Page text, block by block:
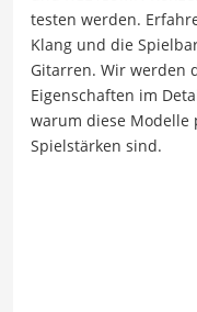
testen werden.
Klang und die
Gitarren. Wir werden
Eigenschaften im
warum diese
Spielstärken sind.